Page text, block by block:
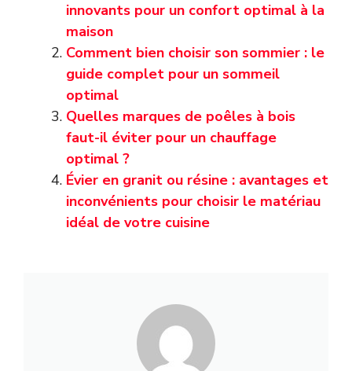
innovants pour un confort optimal à la
maison
Comment bien choisir son sommier : le
guide complet pour un sommeil
optimal
Quelles marques de poêles à bois
faut-il éviter pour un chauffage
optimal ?
Évier en granit ou résine : avantages et
inconvénients pour choisir le matériau
idéal de votre cuisine